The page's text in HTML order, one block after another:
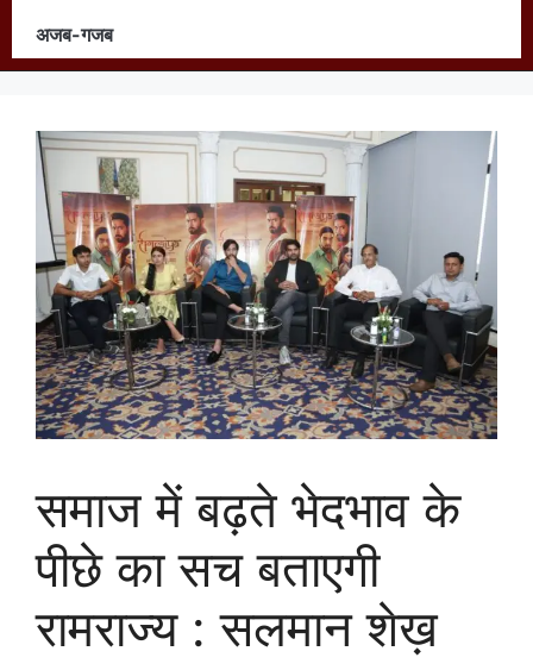
अजब-गजब
समाज में बढ़ते भेदभाव के
पीछे का सच बताएगी
रामराज्य : सलमान शेख़